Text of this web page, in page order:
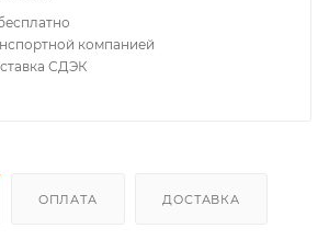
компанией
СДЭК
ОПЛАТА ДОСТАВКА